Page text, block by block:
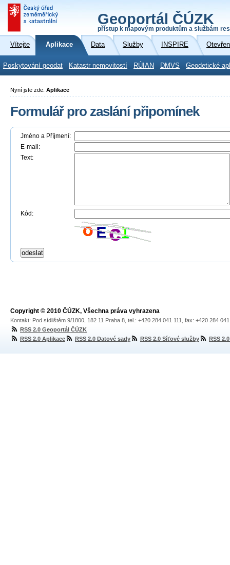
Geoportál ČÚZK
přístup k mapovým produktům a službám
Vítejte Aplikace Data Služby INSPIRE
Poskytování geodat Katastr nemovitostí RÚIAN DMVS Geodetické
Nyní jste zde: Aplikace
Formulář pro zaslání připomínek
Jméno a Příjmení:
E-mail:
Text:
Kód:
Copyright © 2010 ČÚZK, Všechna práva vyhrazena
Kontakt: Pod sídlištěm 9/1800, 182 11 Praha 8, tel.: +420 284 041 111, fax: +420 284
RSS 2.0 Geoportál ČÚZK
RSS 2.0 Aplikace
RSS 2.0 Datové sady RSS 2.0 Síťové služby RSS